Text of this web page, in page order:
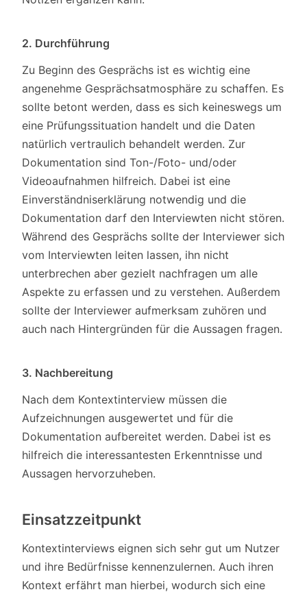
2. Durchführung
Zu Beginn des Gesprächs ist es wichtig eine
angenehme Gesprächsatmosphäre zu schaffen. Es
sollte betont werden, dass es sich keineswegs um
eine Prüfungssituation handelt und die Daten
natürlich vertraulich behandelt werden. Zur
Dokumentation sind Ton-/Foto- und/oder
Videoaufnahmen hilfreich. Dabei ist eine
Einverständniserklärung notwendig und die
Dokumentation darf den Interviewten nicht stören.
Während des Gesprächs sollte der Interviewer sich
vom Interviewten leiten lassen, ihn nicht
unterbrechen aber gezielt nachfragen um alle
Aspekte zu erfassen und zu verstehen. Außerdem
sollte der Interviewer aufmerksam zuhören und
auch nach Hintergründen für die Aussagen fragen.
3. Nachbereitung
Nach dem Kontextinterview müssen die
Aufzeichnungen ausgewertet und für die
Dokumentation aufbereitet werden. Dabei ist es
hilfreich die interessantesten Erkenntnisse und
Aussagen hervorzuheben.
Einsatzzeitpunkt
Kontextinterviews eignen sich sehr gut um Nutzer
und ihre Bedürfnisse kennenzulernen. Auch ihren
Kontext erfährt man hierbei, wodurch sich eine